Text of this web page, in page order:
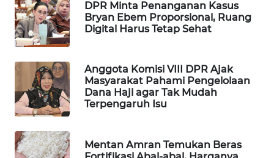
DPR Minta Penanganan Kasus
Bryan Ebem Proporsional, Ruang
Digital Harus Tetap Sehat
Anggota Komisi VIII DPR Ajak
Masyarakat Pahami Pengelolaan
Dana Haji agar Tak Mudah
Terpengaruh Isu
Mentan Amran Temukan Beras
SELEB
WAHANA
PERSONA
WAHANA
OTOMOTIF
HEALTH